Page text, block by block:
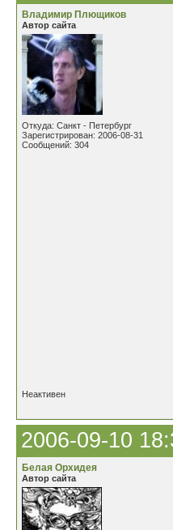
Владимир Плющиков
Автор сайта
Откуда: Санкт - Петербург
Зарегистрирован: 2006-08-31
Сообщений: 304
Неактивен
2006-09-10
Белая Орхидея
Автор сайта